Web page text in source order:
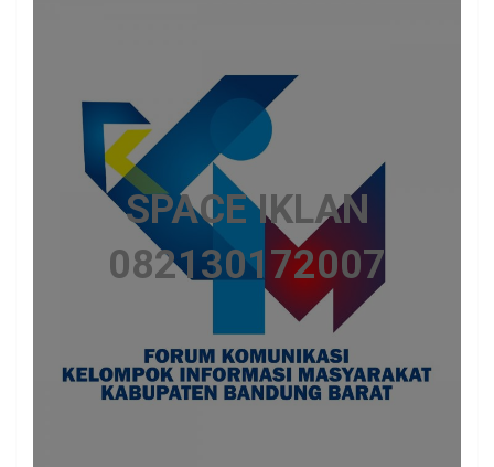
SPACE IKLAN
082130172007